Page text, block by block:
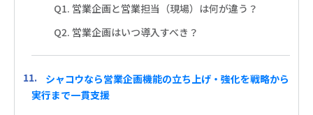
Q1. 営業企画と営業担当（現場）は何が違う？
Q2. 営業企画はいつ導入すべき？
シャコウなら営業企画機能の立ち上げ・強化を戦略から
実行まで一貫支援